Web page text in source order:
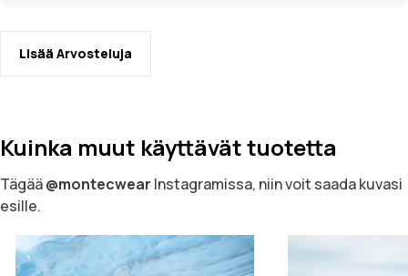
Lisää Arvosteluja
Kuinka muut käyttävät tuotetta
Tägää@montecwear Instagramissa, niin voit saada kuvasi
esille.